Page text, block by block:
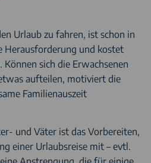
Urlaub zu fahren, ist schon in
Herausforderung und kostet
sich die Erwachsenen
aufteilen, motiviert die
Familienauszeit
und Väter ist das Vorbereiten,
einer Urlaubsreise mit – evtl.